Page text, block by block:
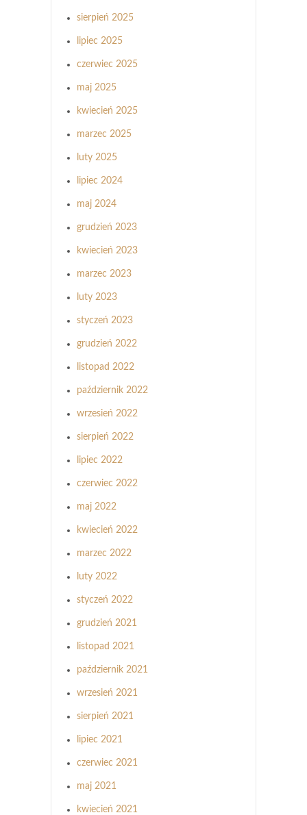
sierpień 2025
lipiec 2025
czerwiec 2025
maj 2025
kwiecień 2025
marzec 2025
luty 2025
lipiec 2024
maj 2024
grudzień 2023
kwiecień 2023
marzec 2023
luty 2023
styczeń 2023
grudzień 2022
listopad 2022
październik 2022
wrzesień 2022
sierpień 2022
lipiec 2022
czerwiec 2022
maj 2022
kwiecień 2022
marzec 2022
luty 2022
styczeń 2022
grudzień 2021
listopad 2021
październik 2021
wrzesień 2021
sierpień 2021
lipiec 2021
czerwiec 2021
maj 2021
kwiecień 2021